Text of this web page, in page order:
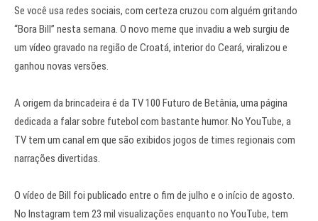
Se você usa redes sociais, com certeza cruzou com alguém gritando
“Bora Bill” nesta semana. O novo meme que invadiu a web surgiu de
um vídeo gravado na região de Croatá, interior do Ceará, viralizou e
ganhou novas versões.
A origem da brincadeira é da TV 100 Futuro de Betânia, uma página
dedicada a falar sobre futebol com bastante humor. No YouTube, a
TV tem um canal em que são exibidos jogos de times regionais com
narrações divertidas.
O vídeo de Bill foi publicado entre o fim de julho e o início de agosto.
No Instagram tem 23 mil visualizações enquanto no YouTube, tem